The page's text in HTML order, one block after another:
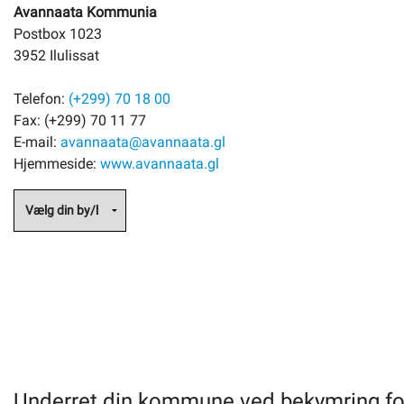
Avannaata Kommunia
Postbox 1023
3952 Ilulissat
Telefon: (+299) 70 18 00
Fax: (+299) 70 11 77
E-mail: avannaata@avannaata.gl
Hjemmeside: www.avannaata.gl